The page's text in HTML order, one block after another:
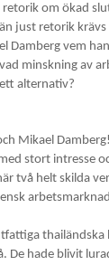
om ökad
just retorik krävs
Damberg vem
minskning av
alternativ?
Mikael
stort intresse
två helt skilda
De hade blivit